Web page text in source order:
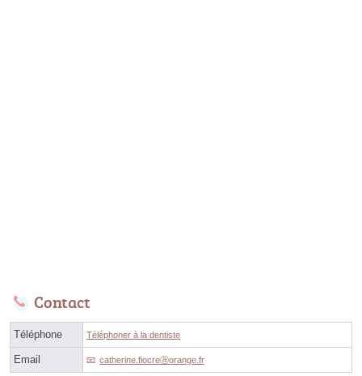
Contact
Téléphone Téléphoner à la dentiste
Email catherine.fiocreⓐorange.fr